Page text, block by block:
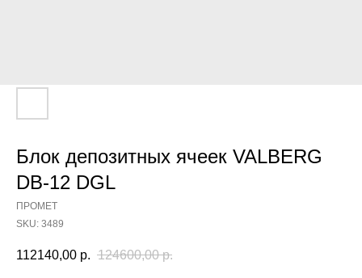
Блок депозитных ячеек VALBERG
DB-12 DGL
ПРОМЕТ
SKU: 3489
112140,00 р. 124600,00 р.